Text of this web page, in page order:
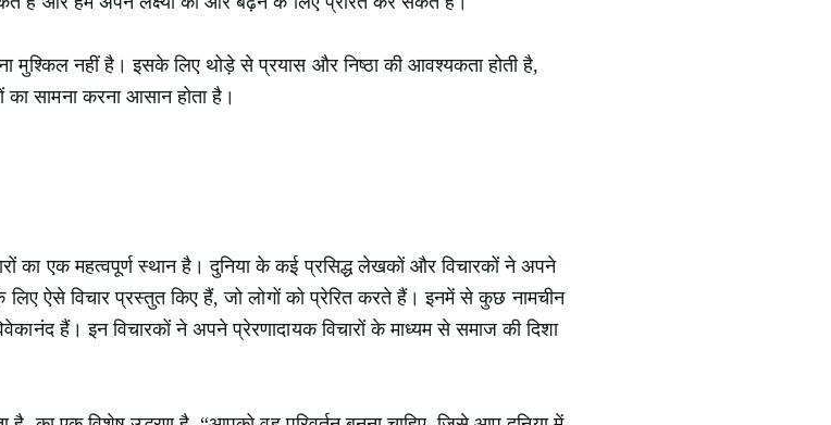
मुश्किल नहीं है। इसके लिए थोड़े से प्रयास और निष्ठा की आवश्यकता होती है,
सामना करना आसान होता है।
का एक महत्वपूर्ण स्थान है। दुनिया के कई प्रसिद्ध लेखकों और विचारकों ने अपने
ऐसे विचार प्रस्तुत किए हैं, जो लोगों को प्रेरित करते हैं। इनमें से कुछ नामचीन
हैं। इन विचारकों ने अपने प्रेरणादायक विचारों के माध्यम से समाज की दिशा